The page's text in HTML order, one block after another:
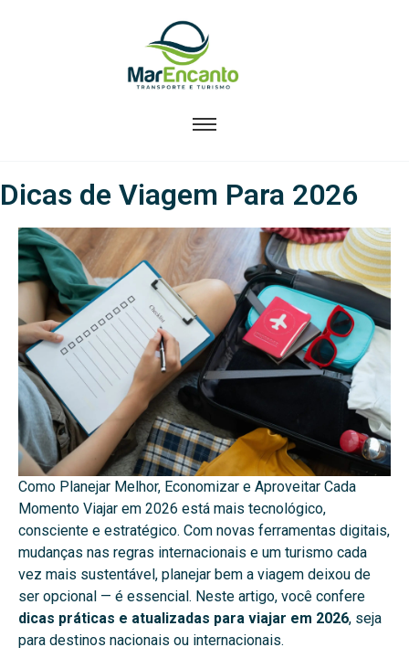
Dicas de Viagem Para 2026
Como Planejar Melhor, Economizar e Aproveitar Cada
Momento Viajar em 2026 está mais tecnológico,
consciente e estratégico. Com novas ferramentas digitais,
mudanças nas regras internacionais e um turismo cada
vez mais sustentável, planejar bem a viagem deixou de
ser opcional — é essencial. Neste artigo, você confere
dicas práticas e atualizadas para viajar em 2026, seja
para destinos nacionais ou internacionais.